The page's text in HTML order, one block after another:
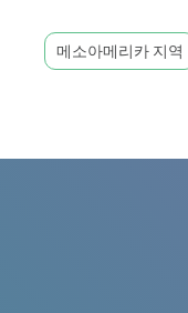
메소아메리카 지역